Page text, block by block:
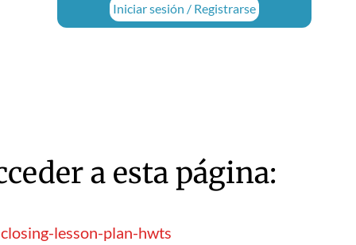
Iniciar sesión / Registrarse
a esta página:
lesson-plan-hwts